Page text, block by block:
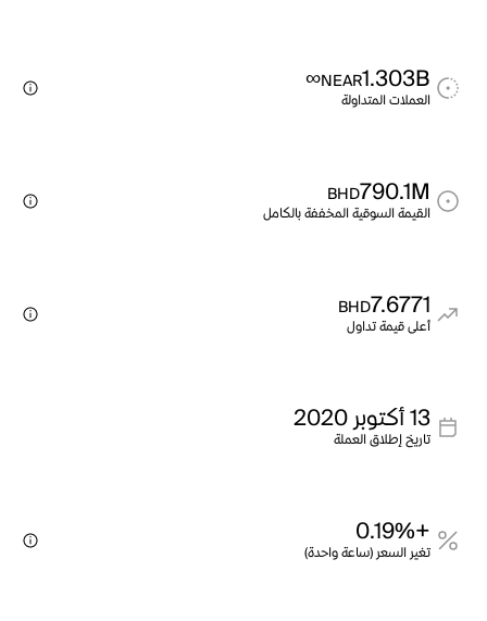
1.303B
NEAR
∞
العملات المتداولة
790.1M
BHD
القيمة السوقية المخففة بالكامل
7.6771
BHD
أعلى قيمة تداول
13 أكتوبر 2020
تاريخ إطلاق العملة
+0.19%
تغير السعر (ساعة واحدة)